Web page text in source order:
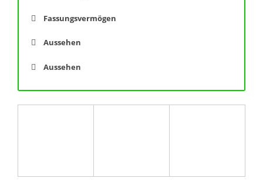
Fassungsvermögen
Aussehen
Aussehen